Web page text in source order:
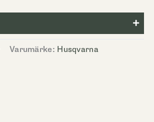
Varumärke: Husqvarna